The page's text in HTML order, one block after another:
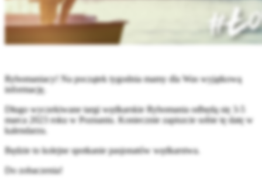
Rybomaniacy! Na początek tygodnia mamy dla Was wyjątkową
informację.
Długo wyczekiwane targi wędkarskie Rybomania odbędą się 3-5
marca 2023 roku w Poznaniu. Koniecznie zapiszcie sobie tę datę w
kalendarzu.
Będzie to kolejne spotkanie pasjonatów wędkarstwa.
Do zobaczenia!